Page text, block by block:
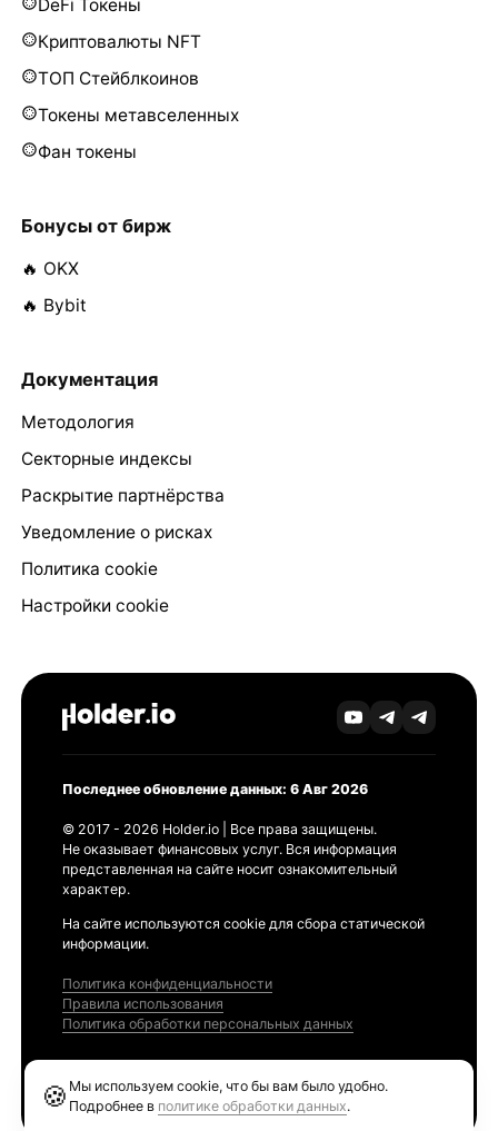
DeFi Токены
Криптовалюты NFT
ТОП Стейблкоинов
Токены метавселенных
Фан токены
Бонусы от бирж
🔥 OKX
🔥 Bybit
Документация
Методология
Секторные индексы
Раскрытие партнёрства
Уведомление о рисках
Политика cookie
Настройки cookie
Последнее обновление данных: 6 Авг 2026
© 2017 - 2026 Holder.io | Все права защищены.
Не оказывает финансовых услуг. Вся информация
представленная на сайте носит ознакомительный
характер.
На сайте используются cookie для сбора статической
информации.
Политика конфиденциальности
Правила использования
Политика обработки персональных данных
🍪 Мы используем cookie, что бы вам было удобно.
Подробнее в политике обработки данных.
Ethereum GAS Tracker